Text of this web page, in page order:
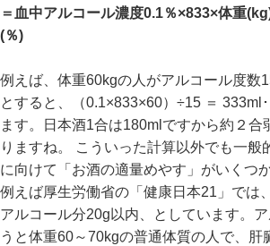
＝血中アルコール濃度0.1％×833×体重
(％)
例えば、体重60kgの人がアルコール度数
とすると、（0.1×833×60）÷15 ＝ 333ml
ます。日本酒1合は180mlですから約２合
りますね。 こういった計算以外でも一般
に向けて「お酒の適量めやす」がいくつ
例えば厚生労働省の「健康日本21」では
アルコール分20g以内、としています。
うと体重60～70kgの普通体質の人で、肝